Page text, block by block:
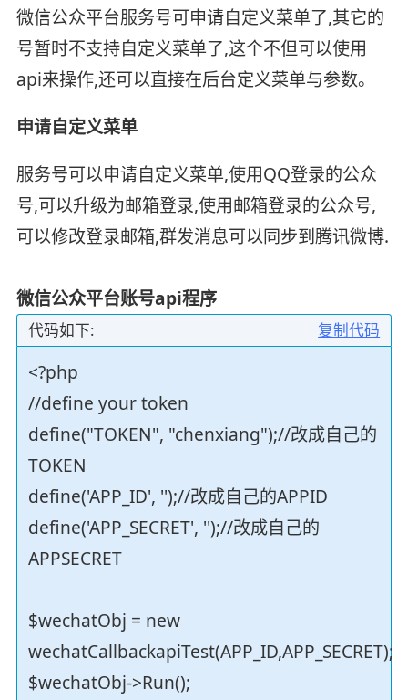
微信公众平台服务号可申请自定义菜单了,其它的
号暂时不支持自定义菜单了,这个不但可以使用
api来操作,还可以直接在后台定义菜单与参数。
申请自定义菜单
服务号可以申请自定义菜单,使用QQ登录的公众
号,可以升级为邮箱登录,使用邮箱登录的公众号,
可以修改登录邮箱,群发消息可以同步到腾讯微博.
微信公众平台账号api程序
复制代码
代码如下:
<?php
//define your token
define("TOKEN", "chenxiang");//改成自己的
TOKEN
define('APP_ID', '');//改成自己的APPID
define('APP_SECRET', '');//改成自己的
APPSECRET
$wechatObj = new
wechatCallbackapiTest(APP_ID,APP_SECRET);
$wechatObj->Run();